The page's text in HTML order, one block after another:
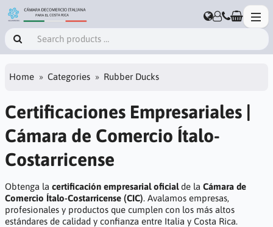
Home Categories Rubber Ducks
Certificaciones Empresariales |
Cámara de Comercio Ítalo-
Costarricense
Obtenga la certificación empresarial oficialde la Cámara de
Comercio Ítalo-Costarricense (CIC). Avalamos empresas,
profesionales y productos que cumplen con los más altos
estándares de calidad y confianza entre Italia y Costa Rica.